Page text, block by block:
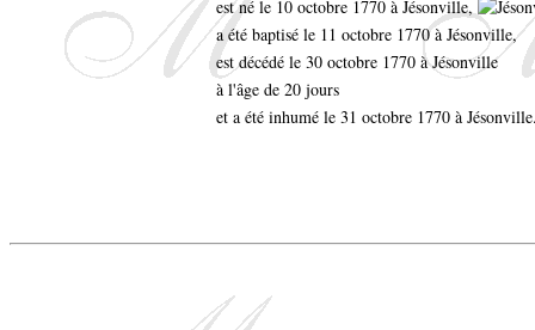
est né le 10 octobre 1770 à Jésonville,
a été baptisé le 11 octobre 1770 à Jésonville,
est décédé le 30 octobre 1770 à Jésonville
à l'âge de 20 jours
et a été inhumé le 31 octobre 1770 à